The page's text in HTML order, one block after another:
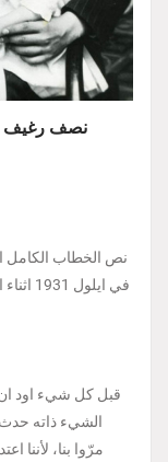
نص الخطاب الكامل
في
قبل كل شيء اود ان
الشيء ذاته
مرّوا بنا، لأننا